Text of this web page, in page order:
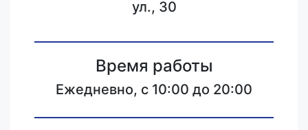
ул., 30
Время работы
Ежедневно, с 10:00 до 20:00